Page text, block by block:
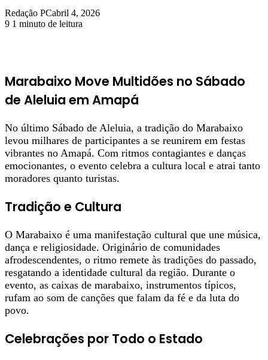
Redação PCabril 4, 2026
9 1 minuto de leitura
Marabaixo Move Multidões no Sábado
de Aleluia em Amapá
No último Sábado de Aleluia, a tradição do Marabaixo
levou milhares de participantes a se reunirem em festas
vibrantes no Amapá. Com ritmos contagiantes e danças
emocionantes, o evento celebra a cultura local e atrai tanto
moradores quanto turistas.
Tradição e Cultura
O Marabaixo é uma manifestação cultural que une música,
dança e religiosidade. Originário de comunidades
afrodescendentes, o ritmo remete às tradições do passado,
resgatando a identidade cultural da região. Durante o
evento, as caixas de marabaixo, instrumentos típicos,
rufam ao som de canções que falam da fé e da luta do
povo.
Celebrações por Todo o Estado